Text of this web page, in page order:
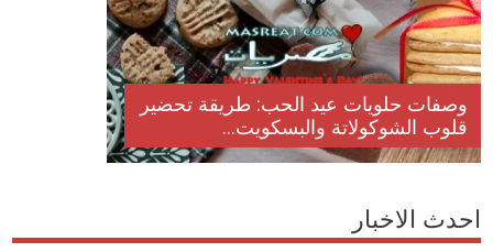
وصفات حلويات عيد الحب: طريقة تحضير
قلوب الشوكولاتة والبسكويت...
احدث الاخبار